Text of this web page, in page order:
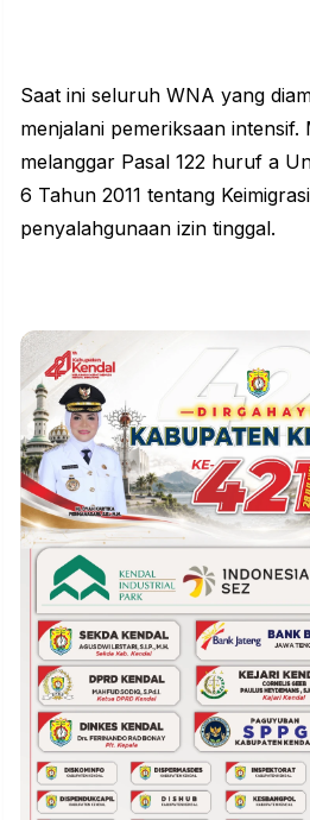
Saat ini seluruh WNA yang
menjalani pemeriksaan intensif.
melanggar Pasal 122 huruf a
6 Tahun 2011 tentang
penyalahgunaan izin tinggal.